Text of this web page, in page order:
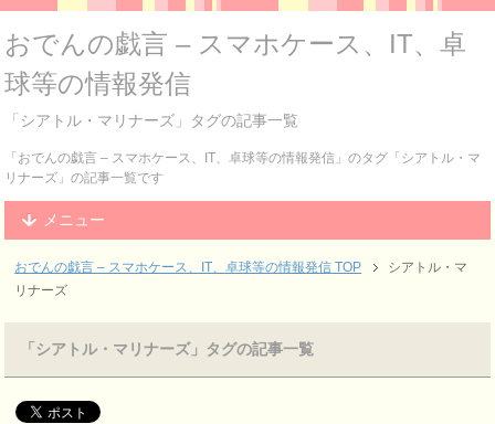
おでんの戯言 – スマホケース、IT、卓
球等の情報発信
「シアトル・マリナーズ」タグの記事一覧
「おでんの戯言 – スマホケース、IT、卓球等の情報発信」のタグ「シアトル・マ
リナーズ」の記事一覧です
メニュー
おでんの戯言 – スマホケース、IT、卓球等の情報発信 TOP
シアトル・マ
リナーズ
「シアトル・マリナーズ」タグの記事一覧